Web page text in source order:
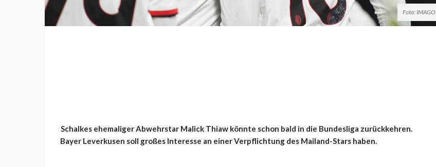
Foto: IMAGO
Schalkes ehemaliger Abwehrstar Malick Thiaw könnte schon bald in die Bundesliga zurückkehren.
Bayer Leverkusen soll großes Interesse an einer Verpflichtung des Mailand-Stars haben.